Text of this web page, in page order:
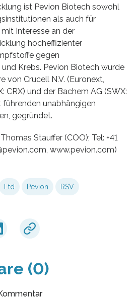
ist Pevion Biotech sowohl
als auch für
Interesse an der
hocheffizienter
gegen
Krebs. Pevion Biotech wurde
von Crucell N.V. (Euronext,
CRX) und der Bachem AG (SWX:
unabhängigen
gegründet.
Stauffer (COO); Tel: +41
www.pevion.com)
Ltd Pevion RSV
(0)